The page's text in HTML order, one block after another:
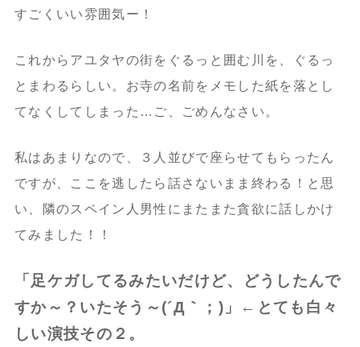
すごくいい雰囲気ー！
これからアユタヤの街をぐるっと囲む川を、ぐるっ
とまわるらしい。お寺の名前をメモした紙を落とし
てなくしてしまった…ご、ごめんなさい。
私はあまりなので、３人並びで座らせてもらったん
ですが、ここを逃したら話さないまま終わる！と思
い、隣のスペイン人男性にまたまた貪欲に話しかけ
てみました！！
「足ケガしてるみたいだけど、どうしたんで
すか～？いたそう～(´Д｀；)」←とても白々
しい演技その２。